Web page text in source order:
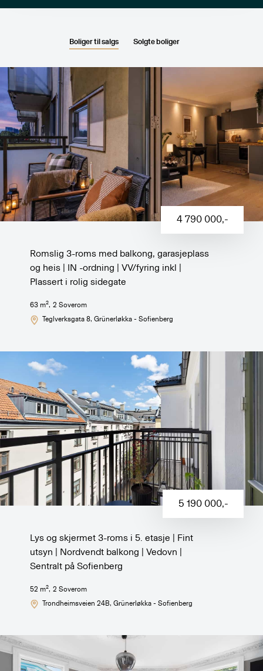
Boliger til salgs Solgte boliger
4 790 000,-
Romslig 3-roms med balkong, garasjeplass
og heis | IN -ordning | VV/fyring inkl |
Plassert i rolig sidegate
63 m2, 2 Soverom
Teglverksgata 8, Grünerløkka - Sofienberg
5 190 000,-
Lys og skjermet 3-roms i 5. etasje | Fint
utsyn | Nordvendt balkong | Vedovn |
Sentralt på Sofienberg
52 m2, 2 Soverom
Trondheimsveien 24B, Grünerløkka - Sofienberg